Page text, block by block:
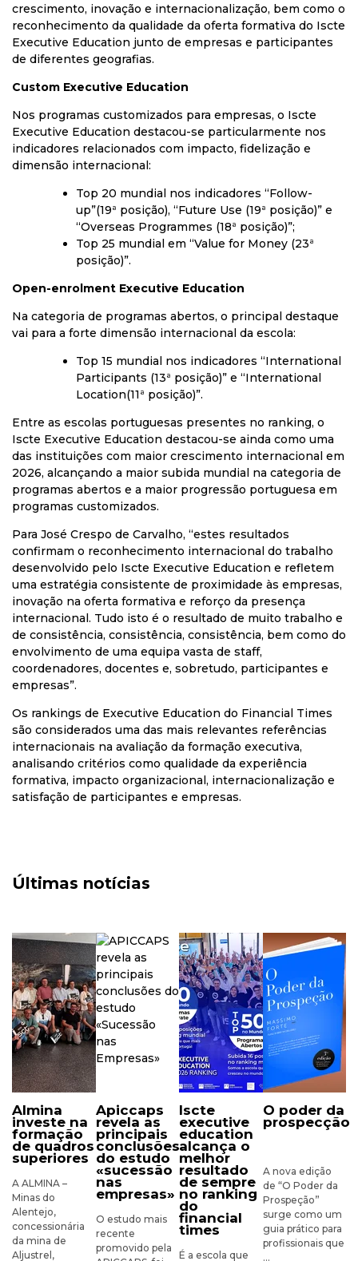
crescimento, inovação e internacionalização, bem como o
reconhecimento da qualidade da oferta formativa do Iscte
Executive Education junto de empresas e participantes
de diferentes geografias.
Custom Executive Education
Nos programas customizados para empresas, o Iscte
Executive Education destacou-se particularmente nos
indicadores relacionados com impacto, fidelização e
dimensão internacional:
Top 20 mundial nos indicadores “Follow-
up”(19ª posição), “Future Use (19ª posição)” e
“Overseas Programmes (18ª posição)”;
Top 25 mundial em “Value for Money (23ª
posição)”.
Open-enrolment Executive Education
Na categoria de programas abertos, o principal destaque
vai para a forte dimensão internacional da escola:
Top 15 mundial nos indicadores “International
Participants (13ª posição)” e “International
Location(11ª posição)”.
Entre as escolas portuguesas presentes no ranking, o
Iscte Executive Education destacou-se ainda como uma
das instituições com maior crescimento internacional em
2026, alcançando a maior subida mundial na categoria de
programas abertos e a maior progressão portuguesa em
programas customizados.
Para José Crespo de Carvalho, “estes resultados
confirmam o reconhecimento internacional do trabalho
desenvolvido pelo Iscte Executive Education e refletem
uma estratégia consistente de proximidade às empresas,
inovação na oferta formativa e reforço da presença
internacional. Tudo isto é o resultado de muito trabalho e
de consistência, consistência, consistência, bem como do
envolvimento de uma equipa vasta de staff,
coordenadores, docentes e, sobretudo, participantes e
empresas”.
Os rankings de Executive Education do Financial Times
são considerados uma das mais relevantes referências
internacionais na avaliação da formação executiva,
analisando critérios como qualidade da experiência
formativa, impacto organizacional, internacionalização e
satisfação de participantes e empresas.
Últimas notícias
almina
investe na
formação
de quadros
superiores
A ALMINA –
Minas do
Alentejo,
concessionária
da mina de
Aljustrel,
apiccaps
revela as
principais
conclusões
do estudo
«sucessão
nas
empresas»
O estudo mais
recente
promovido pela
iscte
executive
education
alcança o
melhor
resultado
de sempre
no ranking
do
financial
times
É a escola que
o poder da
prospecção
A nova edição
de “O Poder da
Prospeção”
surge como um
guia prático para
profissionais que
...